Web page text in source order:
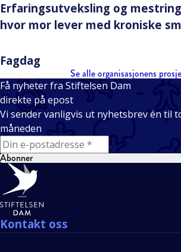
Erfaringsutveksling og
hvor mor lever med kroniske
Fagdag
Se alle organisasjonens
Få nyheter fra Stiftelsen Dam
direkte på epost
Vi sender vanligvis ut nyhetsbrev én til
måneden
E-mail
Abonner
Bunntekst
Kontakt oss